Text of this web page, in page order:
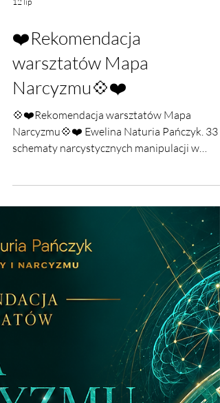
12 lip
❤️Rekomendacja
warsztatów Mapa
Narcyzmu💠❤️
schematy narcystycznych manipulacji w